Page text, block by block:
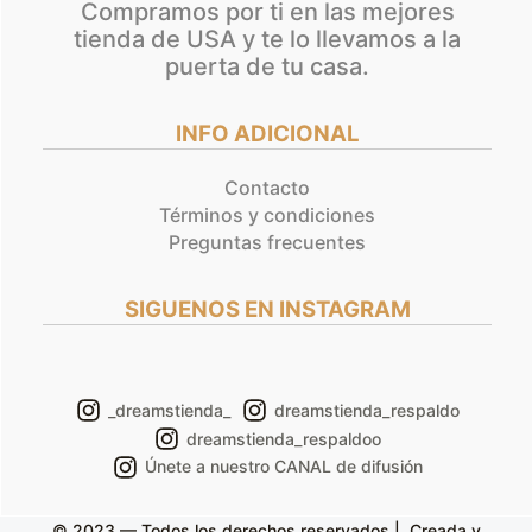
Compramos por ti en las mejores
tienda de USA y te lo llevamos a la
puerta de tu casa.
INFO ADICIONAL
Contacto
Términos y condiciones
Preguntas frecuentes
SIGUENOS EN INSTAGRAM
_dreamstienda_
dreamstienda_respaldo
dreamstienda_respaldoo
Únete a nuestro CANAL de difusión